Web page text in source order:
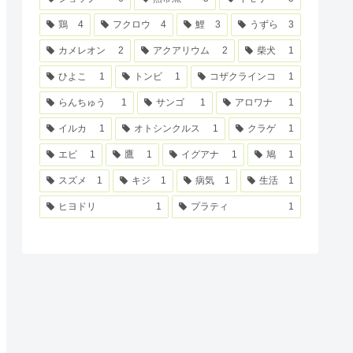
鶏 4 フクロウ 4 鯉 3 うずら 3
カメレオン 2 アクアリウム 2 柴犬 1
ひよこ 1 トンビ 1 コザクラインコ 1
らんちゅう 1 サンゴ 1 アロワナ 1
イルカ 1 オトシンクルス 1 クラゲ 1
エビ 1 鷹 1 イグアナ 1 鳩 1
スズメ 1 キジ 1 病気 1 生活 1
ヒヨドリ 1 プラティ 1